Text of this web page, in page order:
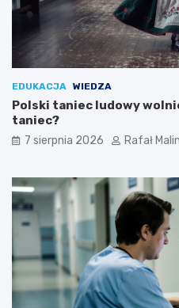
EDUKACJA WIEDZA
Polski taniec ludowy
taniec?
7 sierpnia 2026 Rafał